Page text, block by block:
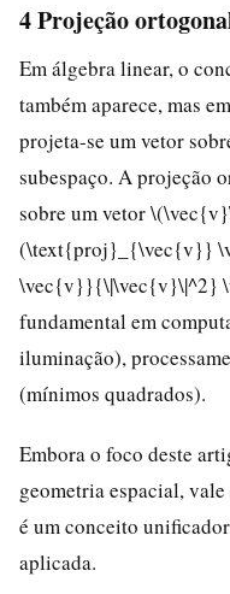
4 Projeção
Em álgebra linear, o
também aparece, mas
projeta-se um vetor
subespaço. A projeção
sobre um vetor
(\text{proj}_{\vec{v}}
\vec{v}}{\|\vec{v}\|^2}
fundamental em
iluminação),
(mínimos quadrados).
Embora o foco deste
geometria espacial,
é um conceito
aplicada.